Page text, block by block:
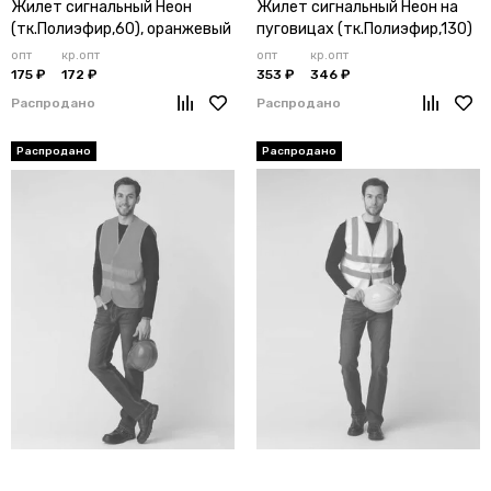
Жилет сигнальный Неон
(тк.Полиэфир,60), оранжевый
опт
175 ₽
кр.опт
172 ₽
Распродано
Жилет сигнальный Неон на
пуговицах (тк.Полиэфир,130)
тип 1а, оранжевый
опт
353 ₽
кр.опт
346 ₽
Распродано